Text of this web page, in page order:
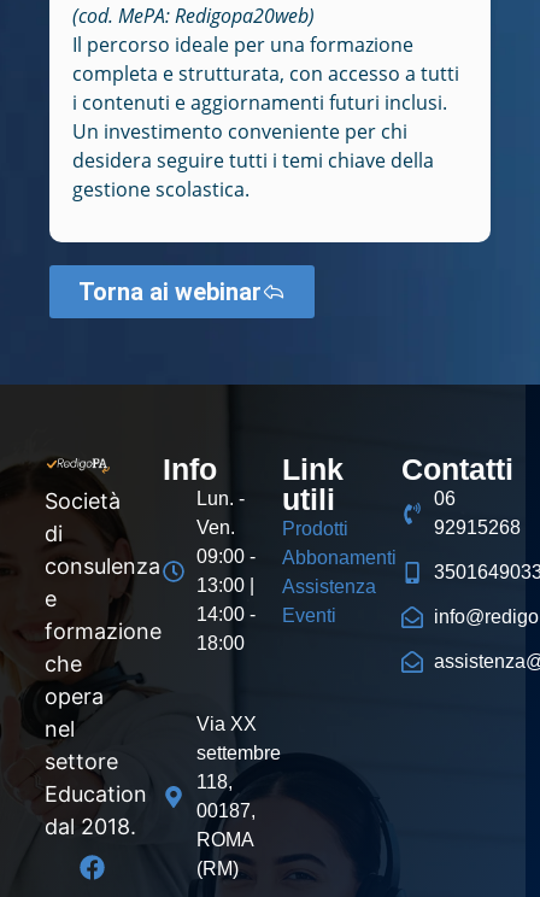
(cod. MePA: Redigopa20web)
Il percorso ideale per una formazione
completa e strutturata, con accesso a tutti
i contenuti e aggiornamenti futuri inclusi.
Un investimento conveniente per chi
desidera seguire tutti i temi chiave della
gestione scolastica.
Torna ai webinar
Società
di
consulenza
e
formazione
che
opera
nel
settore
Education
dal 2018.
Info
Lun. -
Ven.
09:00 -
13:00 |
14:00 -
18:00
Via XX
settembre
118,
00187,
ROMA
(RM)
Link
utili
Prodotti
Abbonamenti
Assistenza
Eventi
Contatti
06
92915268